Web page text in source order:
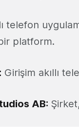
telefon
platform.
Girişim akıllı
AB: